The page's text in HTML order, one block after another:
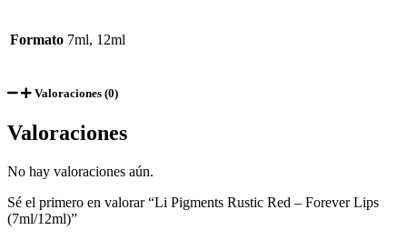
Formato 7ml, 12ml
Valoraciones (0)
Valoraciones
No hay valoraciones aún.
Sé el primero en valorar “Li Pigments Rustic Red – Forever Lips
(7ml/12ml)”